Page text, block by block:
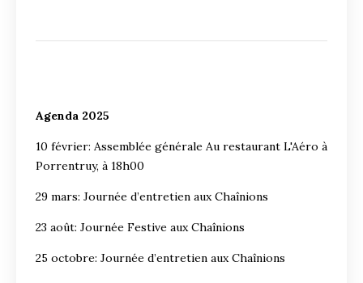
Agenda 2025
10 février: Assemblée générale Au restaurant L'Aéro à
Porrentruy, à 18h00
29 mars: Journée d’entretien aux Chaînions
23 août: Journée Festive aux Chaînions
25 octobre: Journée d’entretien aux Chaînions